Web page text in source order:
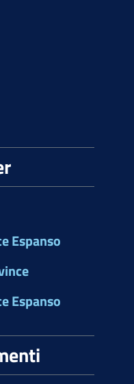
Espanso
Espanso